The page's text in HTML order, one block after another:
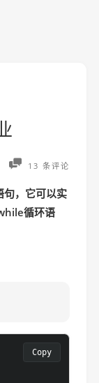
13 条评论
句，它可以实
循环语
Copy